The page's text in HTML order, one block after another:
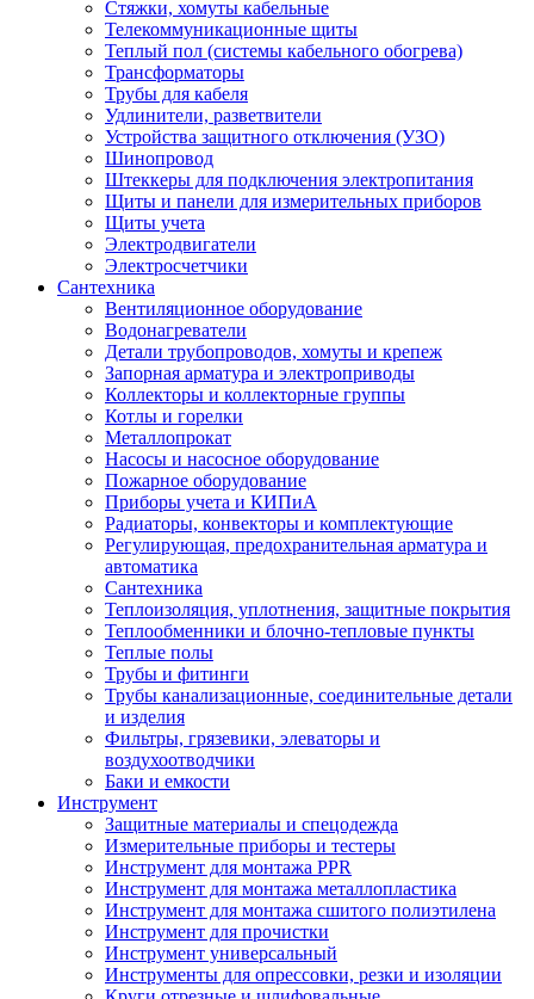
Стяжки, хомуты кабельные
Телекоммуникационные щиты
Теплый пол (системы кабельного обогрева)
Трансформаторы
Трубы для кабеля
Удлинители, разветвители
Устройства защитного отключения (УЗО)
Шинопровод
Штеккеры для подключения электропитания
Щиты и панели для измерительных приборов
Щиты учета
Электродвигатели
Электросчетчики
Сантехника
Вентиляционное оборудование
Водонагреватели
Детали трубопроводов, хомуты и крепеж
Запорная арматура и электроприводы
Коллекторы и коллекторные группы
Котлы и горелки
Металлопрокат
Насосы и насосное оборудование
Пожарное оборудование
Приборы учета и КИПиА
Радиаторы, конвекторы и комплектующие
Регулирующая, предохранительная арматура и
автоматика
Сантехника
Теплоизоляция, уплотнения, защитные покрытия
Теплообменники и блочно-тепловые пункты
Теплые полы
Трубы и фитинги
Трубы канализационные, соединительные детали
и изделия
Фильтры, грязевики, элеваторы и
воздухоотводчики
Баки и емкости
Инструмент
Защитные материалы и спецодежда
Измерительные приборы и тестеры
Инструмент для монтажа PPR
Инструмент для монтажа металлопластика
Инструмент для монтажа сшитого полиэтилена
Инструмент для прочистки
Инструмент универсальный
Инструменты для опрессовки, резки и изоляции